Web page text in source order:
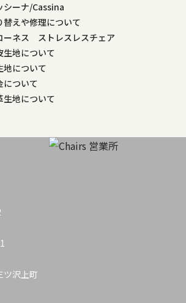
シーナ/Cassina
替えや修理について
ーネス ストレスレスチェア
生地について
地について
について
生地について
ツ沢上町